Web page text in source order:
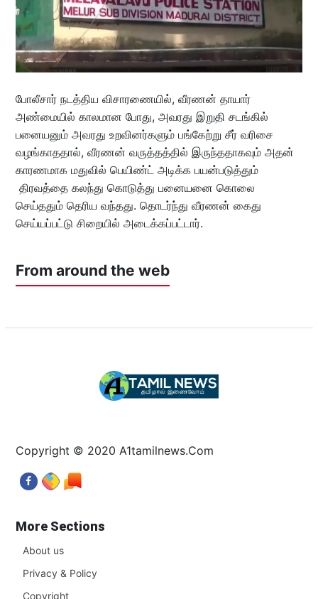
போலீசார் நடத்திய விசாரணையில், வீரணன் தாயார்
அண்மையில் காலமான போது, அவரது இறுதி சடங்கில்
பனையனும் அவரது உறவினர்களும் பங்கேற்று சீர் வரிசை
வழங்காததால், வீரணன் வருத்தத்தில் இருந்ததாகவும் அதன்
காரணமாக மதுவில் பெயிண்ட் அடிக்க பயன்படுத்தும்
திரவத்தை கலந்து கொடுத்து பனையனை கொலை
செய்ததும் தெரிய வந்தது. தொடர்ந்து வீரணன் கைது
செய்யப்பட்டு சிறையில் அடைக்கப்பட்டார்.
From around the web
Copyright © 2020 A1tamilnews.Com
More Sections
About us
Privacy & Policy
Copyright